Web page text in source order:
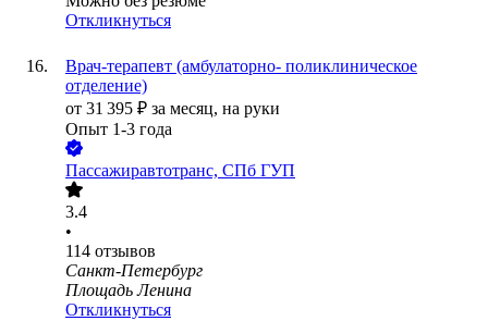
Откликнуться
Врач-терапевт (амбулаторно- поликлиническое
отделение)
от 31 395 ₽ за месяц, на руки
Опыт 1-3 года
Пассажиравтотранс, СПб ГУП
3.4
•
114 отзывов
Санкт-Петербург
Площадь Ленина
Откликнуться